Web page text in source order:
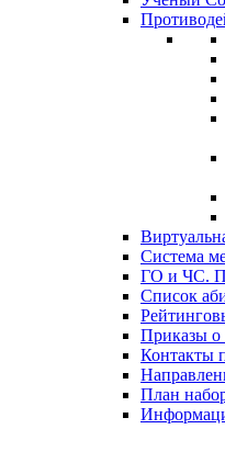
Система
ГО и ЧС.
Список
Приказы о
Контакты
План